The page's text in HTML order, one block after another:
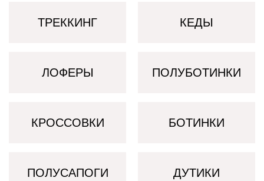
ТРЕККИНГ КЕДЫ
ЛОФЕРЫ ПОЛУБОТИНКИ
КРОССОВКИ БОТИНКИ
ПОЛУСАПОГИ ДУТИКИ